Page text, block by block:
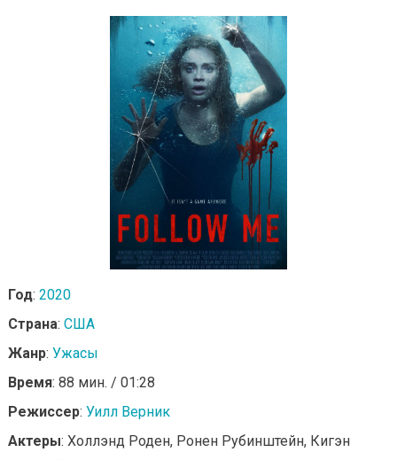
Год: 2020
Страна: США
Жанр: Ужасы
Время: 88 мин. / 01:28
Режиссер: Уилл Верник
Актеры: Холлэнд Роден, Ронен Рубинштейн, Кигэн